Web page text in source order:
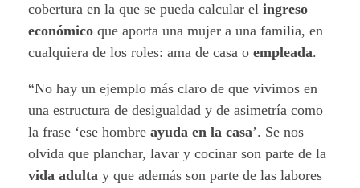
cobertura en la que se pueda calcular el ingreso
económico que aporta una mujer a una familia, en
cualquiera de los roles: ama de casa o empleada.
“No hay un ejemplo más claro de que vivimos en
una estructura de desigualdad y de asimetría como
la frase ‘ese hombre ayuda en la casa’. Se nos
olvida que planchar, lavar y cocinar son parte de la
vida adulta y que además son parte de las labores